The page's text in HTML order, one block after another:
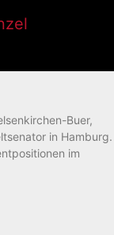
Buer,
in Hamburg.
im